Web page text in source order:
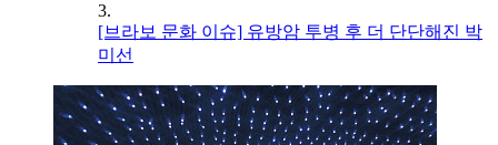
3.
[브라보 문화 이슈] 유방암 투병 후 더 단단해진 박
미선